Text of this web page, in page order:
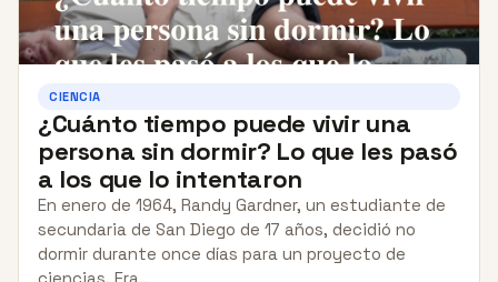
CIENCIA
¿Cuánto tiempo puede vivir una
persona sin dormir? Lo que les pasó
a los que lo intentaron
En enero de 1964, Randy Gardner, un estudiante de
secundaria de San Diego de 17 años, decidió no
dormir durante once días para un proyecto de